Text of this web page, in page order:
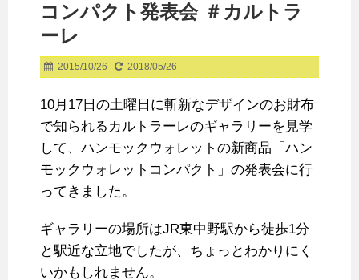
コンパクト発表会 ＃カルトラ
ーレ
2015/10/26 2018/05/26
10月17日の土曜日に斬新なデザインのお財布
で知られるカルトラーレのギャラリーを見学
して、ハンモックウォレットの新商品「ハン
モックウォレットコンパクト」の発表会に行
ってきました。
ギャラリーの場所はJR東中野駅から徒歩1分
と駅近な立地でしたが、ちょっとわかりにく
いかもしれません。